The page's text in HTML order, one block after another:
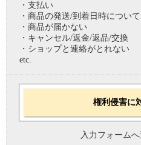
・支払い
・商品の発送/到着日時について
・商品が届かない
・キャンセル/返金/返品/交換
・ショップと連絡がとれない
etc.
権利侵害に
入力フォームへ